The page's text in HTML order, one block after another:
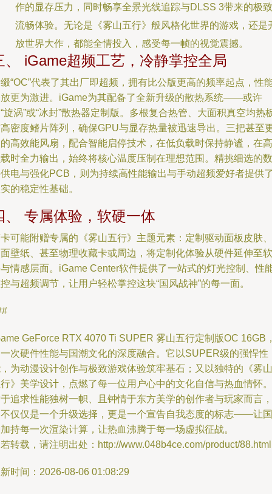
作的显存压力，同时畅享全景光线追踪与DLSS 3带来的极致
流畅体验。无论是《雾山五行》般风格化世界的游戏，还是
放世界大作，都能全情投入，感受每一帧的视觉震撼。
、 iGame超频工艺，冷静掌控全局
“OC”代表了其出厂即超频，拥有比公版更高的频率起点，性
更为激进。iGame为其配备了全新升级的散热系统——或许
旋涡”或“冰封”散热器定制版。多根复合热管、大面积真空均热
密度鳍片阵列，确保GPU与显存热量被迅速导出。三把甚至
高效能风扇，配合智能启停技术，在低负载时保持静谧，在高
时全力输出，始终将核心温度压制在理想范围。精挑细选的数
电与强化PCB，则为持续高性能输出与手动超频爱好者提供
的稳定性基础。
、 专属体验，软硬一体
可能附赠专属的《雾山五行》主题元素：定制驱动面板皮肤、
壁纸、甚至物理收藏卡或周边，将定制化体验从硬件延伸至软
情感层面。iGame Center软件提供了一站式的灯光控制、性
与超频调节，让用户轻松掌控这块“国风战神”的每一面。
GeForce RTX 4070 Ti SUPER 雾山五行定制版OC 16GB
次硬件性能与国潮文化的深度融合。它以SUPER级的强悍性
为动漫设计创作与极致游戏体验筑牢基石；又以独特的《雾山
》美学设计，点燃了每一位用户心中的文化自信与热血情怀。
追求性能独树一帜、且钟情于东方美学的创作者与玩家而言，
仅仅是一个升级选择，更是一个宣告自我态度的标志——让国
持每一次渲染计算，让热血沸腾于每一场虚拟征战。
转载，请注明出处：http://www.048b4ce.com/product/88.html
时间：2026-08-06 01:08:29